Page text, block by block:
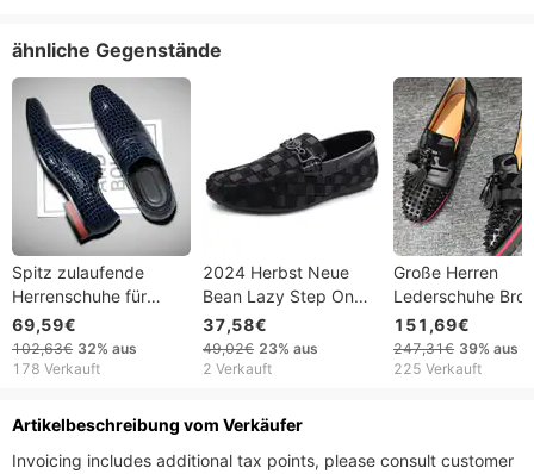
ähnliche Gegenstände
Spitz zulaufende
Herrenschuhe für
formelle und lässige
Geschäftsleute,
niedrig geschnitten,
Lederoberfläche,
modische
Hochzeitsschuhe,
69,59€
102,63€ 32% aus
178 Verkauft
2024 Herbst Neue
Bean Lazy Step On
Karierte Herren Trendy
Lederschuhe, Casual
Single Schuhe
37,58€
49,02€ 23% aus
2 Verkauft
Große Herren
Lederschuhe
Business Korean
Casual British
Hairstylist Trendy
151,69€
247,31€ 39% aus
225 Verkauft
Artikelbeschreibung vom Verkäufer
Invoicing includes additional tax points, please consult customer